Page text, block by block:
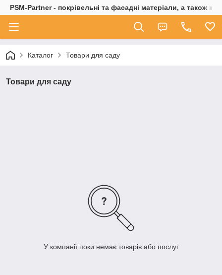
PSM-Partner - покрівельні та фасадні матеріали, а також
Каталог Товари для саду
Товари для саду
У компанії поки немає товарів або послуг